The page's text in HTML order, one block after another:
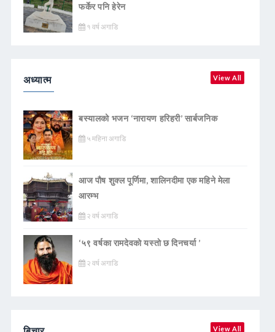
फर्केर पनि हेरेन
१ वर्ष अगाडि
अध्यात्म View All
बस्यालको भजन ‘नारायण हरिहरी’ सार्बजनिक
५ महिना अगाडि
आज पौष शुक्ल पूर्णिमा, शालिनदीमा एक महिने मेला
आरम्भ
२ वर्ष अगाडि
‘५९ वर्षका रामदेवकाे यस्ताे छ दिनचर्या ’
२ वर्ष अगाडि
View All